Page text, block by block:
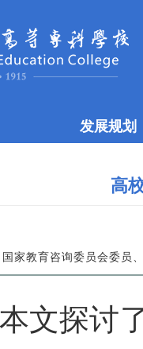
发展规划
高
家教育咨询委员会委员
本文探讨